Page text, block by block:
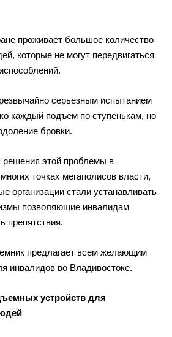
проживает большое количество
которые не могут передвигаться
серьезным испытанием
каждый подъем по ступенькам, но
бровки.
этой проблемы в
точках мегаполисов власти,
организации стали устанавливать
позволяющие инвалидам
препятствия.
предлагает всем желающим
инвалидов во Владивостоке.
устройств для